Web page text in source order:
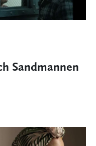
Sandmannen